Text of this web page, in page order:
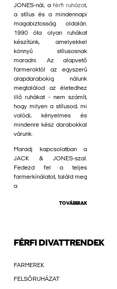
JONES-nál, aférfi ruházat,
a stílus és a mindennapi
magabiztosság oldalán.
1990 óta olyan ruhákat
készítünk, amelyekkel
könnyű stílusosnak
maradni. Az alapvető
farmeroktól az egyszerű
alapdarabokig nálunk
megtalálod az életedhez
illő ruhákat - nem számít,
hogy milyen a stílusod, mi
valódi, kényelmes és
mindenre kész darabokkal
várunk.
Maradj kapcsolatban a
JACK & JONES-szal.
Fedezd fel a teljes
farmerkínálatot, találd meg
a
TOVÁBBIAK
FÉRFI DIVATTRENDEK
FARMEREK
FELSŐRUHÁZAT